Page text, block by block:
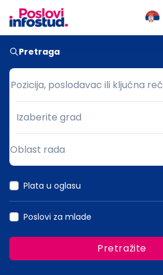
Pretraga
Pozicija, poslodavac ili ključna reč
Pozicija, poslodavac ili ključna reč
Grad
Izaberite grad
Oblast rada
Plata u oglasu
Poslovi za mlade
Pretražite